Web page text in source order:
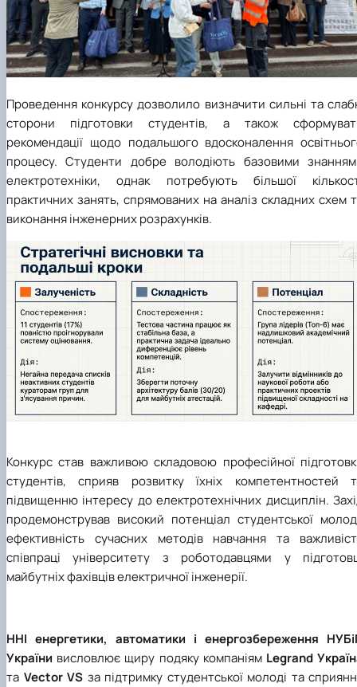
Проведення конкурсу дозволило визначити сильні та
сторони підготовки студентів, а також
рекомендації щодо подальшого вдосконалення
процесу. Студенти добре володіють базовими
електротехніки, однак потребують більшої
практичних занять, спрямованих на аналіз складних схем
виконання інженерних розрахунків.
Конкурс став важливою складовою професійної
студентів, сприяв розвитку їхніх компетентностей
підвищенню інтересу до електротехнічних дисциплін.
продемонстрував високий потенціал студентської
ефективність сучасних методів навчання та
співпраці університету з роботодавцями у
майбутніх фахівців електричної інженерії.
ННІ енергетики, автоматики і енергозбереження
України висловлює щиру подяку компаніям Legrand
та Vector VS за підтримку студентської молоді та